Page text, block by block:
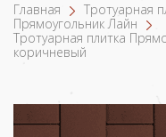
Главная Тротуарная
Прямоугольник Лайн
Тротуарная плитка
коричневый